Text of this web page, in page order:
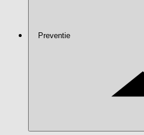
Preventie